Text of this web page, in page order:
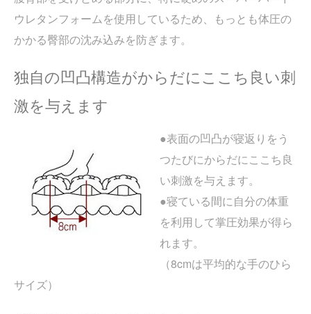
ウレタンフォームを使用しているため、もっとも体圧の
かかる臀部の沈み込みを防ぎます。
独自の凹凸構造がからだにここち良い刺
激を与えます
●表面の凹凸が寝返りをう
つたびにからだにここち良
い刺激を与えます。
●寝ている間に自分の体重
を利用して掌圧効果が得ら
れます。
（8cmは平均的な手のひら
サイズ）